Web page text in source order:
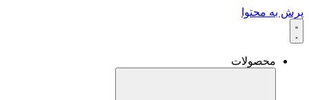
پرش به محتوا
محصولات